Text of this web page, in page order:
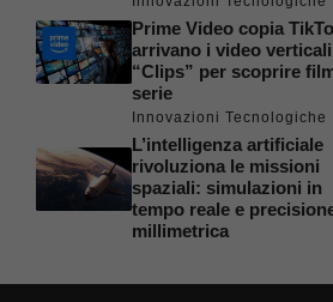
Prime Video copia
arrivano i video verticali
“Clips” per scoprire
serie
Innovazioni Tecnologiche
L’intelligenza artificiale
rivoluziona le missioni
spaziali: simulazioni in
tempo reale e
millimetrica